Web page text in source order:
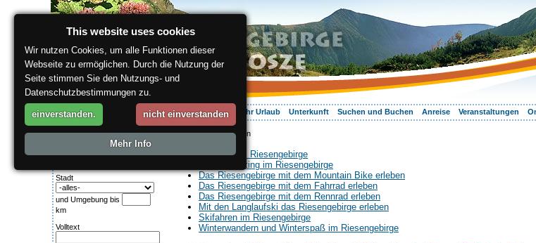
Über die Region Aktiv Erleben Entspannung Ihr Urlaub Unterkunft Suchen und Buchen Anreise Veranstaltungen
Stadt
und Umgebung bis
km
Volltext
ergis.cz> Aktiv Erleben
Wandern im Riesengebirge
Nordic Walking im Riesengebirge
Das Riesengebirge mit dem Mountain Bike erleben
Das Riesengebirge mit dem Fahrrad erleben
Das Riesengebirge mit dem Rennrad erleben
Mit den Langlaufski das Riesengebirge erleben
Skifahren im Riesengebirge
Winterwandern und Winterspaß im Riesengebirge
This website uses cookies
Wir nutzen Cookies, um alle Funktionen dieser
Webseite zu ermöglichen. Durch die Nutzung der
Seite stimmen Sie den Nutzungs- und
Datenschutzbestimmungen zu.
einverstanden. nicht einverstanden
Mehr Info